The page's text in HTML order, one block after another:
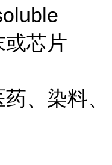
或芯片
、染料、